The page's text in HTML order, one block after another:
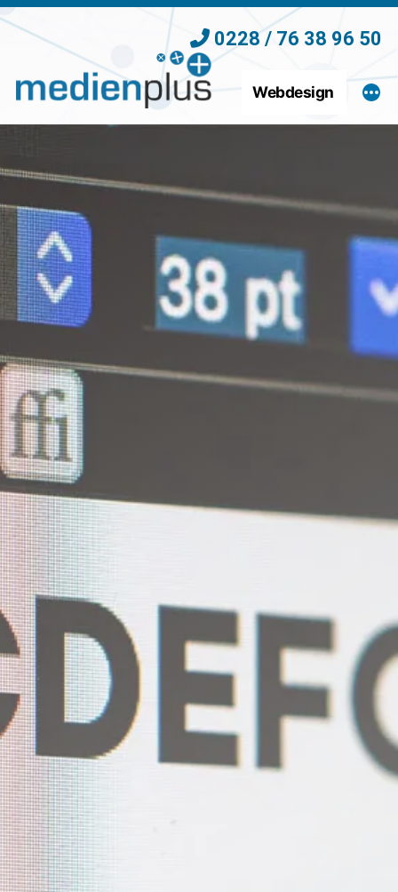
Zum
springen
0228 / 76 38 96 50
Webdesign